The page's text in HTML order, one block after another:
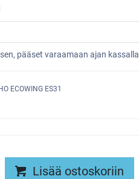
pääset varaamaan ajan kassalla
ECOWING ES31
Lisää ostoskoriin